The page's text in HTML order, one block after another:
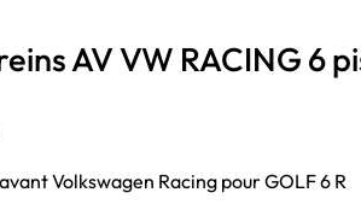
AV VW RACING 6
Volkswagen Racing pour GOLF 6 R